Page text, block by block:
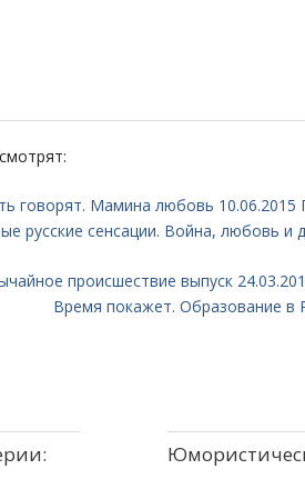
говорят. Мамина любовь 10.06.2015
русские сенсации. Война, любовь и
происшествие выпуск
Время покажет. Образование в